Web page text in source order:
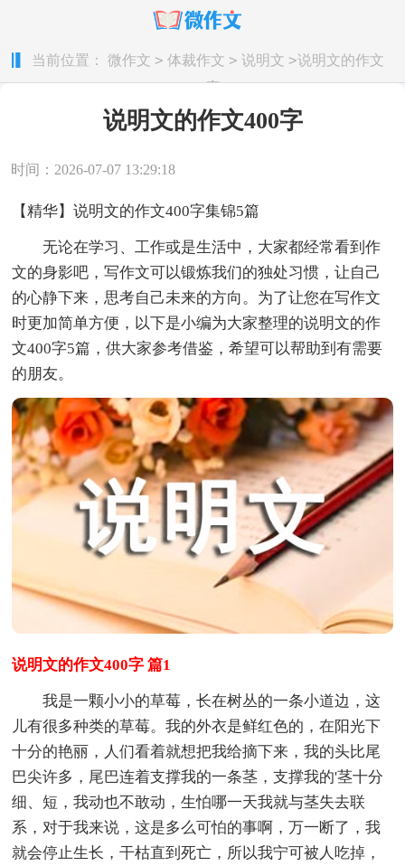
当前位置： 微作文 > 体裁作文 > 说明文 >说明文的作文
400字
说明文的作文400字
时间：2026-07-07 13:29:18
【精华】说明文的作文400字集锦5篇
无论在学习、工作或是生活中，大家都经常看到作
文的身影吧，写作文可以锻炼我们的独处习惯，让自己
的心静下来，思考自己未来的方向。为了让您在写作文
时更加简单方便，以下是小编为大家整理的说明文的作
文400字5篇，供大家参考借鉴，希望可以帮助到有需要
的朋友。
说明文的作文400字 篇1
我是一颗小小的草莓，长在树丛的一条小道边，这
儿有很多种类的草莓。我的外衣是鲜红色的，在阳光下
十分的艳丽，人们看着就想把我给摘下来，我的头比尾
巴尖许多，尾巴连着支撑我的一条茎，支撑我的'茎十分
细、短，我动也不敢动，生怕哪一天我就与茎失去联
系，对于我来说，这是多么可怕的事啊，万一断了，我
就会停止生长，干枯直到死亡，所以我宁可被人吃掉，